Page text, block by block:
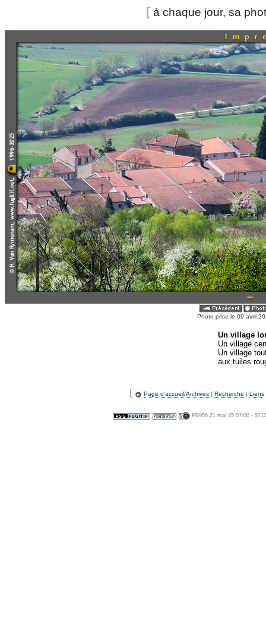
[ à chaque jour, sa
Photo prise le 09 avril
Un village
Un village
Un village
aux tuiles
[ Page d'accueil/Archives | Recherche | Liens
PB956 21 mai 25 07:00 -